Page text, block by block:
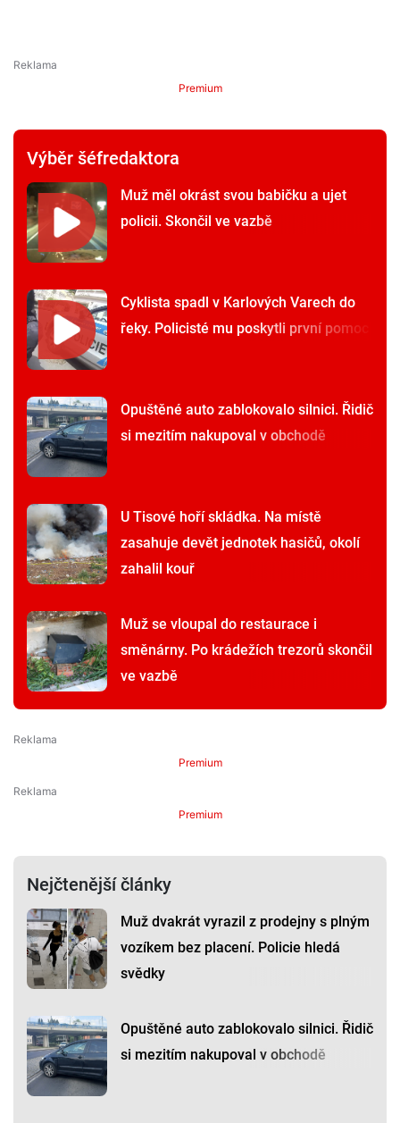
Premium
Výběr šéfredaktora
Muž měl okrást svou babičku a ujet
policii. Skončil ve vazbě
Cyklista spadl v Karlových Varech do
řeky. Policisté mu poskytli první pomoc
Opuštěné auto zablokovalo silnici. Řidič
si mezitím nakupoval v obchodě
U Tisové hoří skládka. Na místě
zasahuje devět jednotek hasičů, okolí
zahalil kouř
Muž se vloupal do restaurace i
směnárny. Po krádežích trezorů skončil
ve vazbě
Premium
Premium
Nejčtenější články
Muž dvakrát vyrazil z prodejny s plným
vozíkem bez placení. Policie hledá
svědky
Opuštěné auto zablokovalo silnici. Řidič
si mezitím nakupoval v obchodě